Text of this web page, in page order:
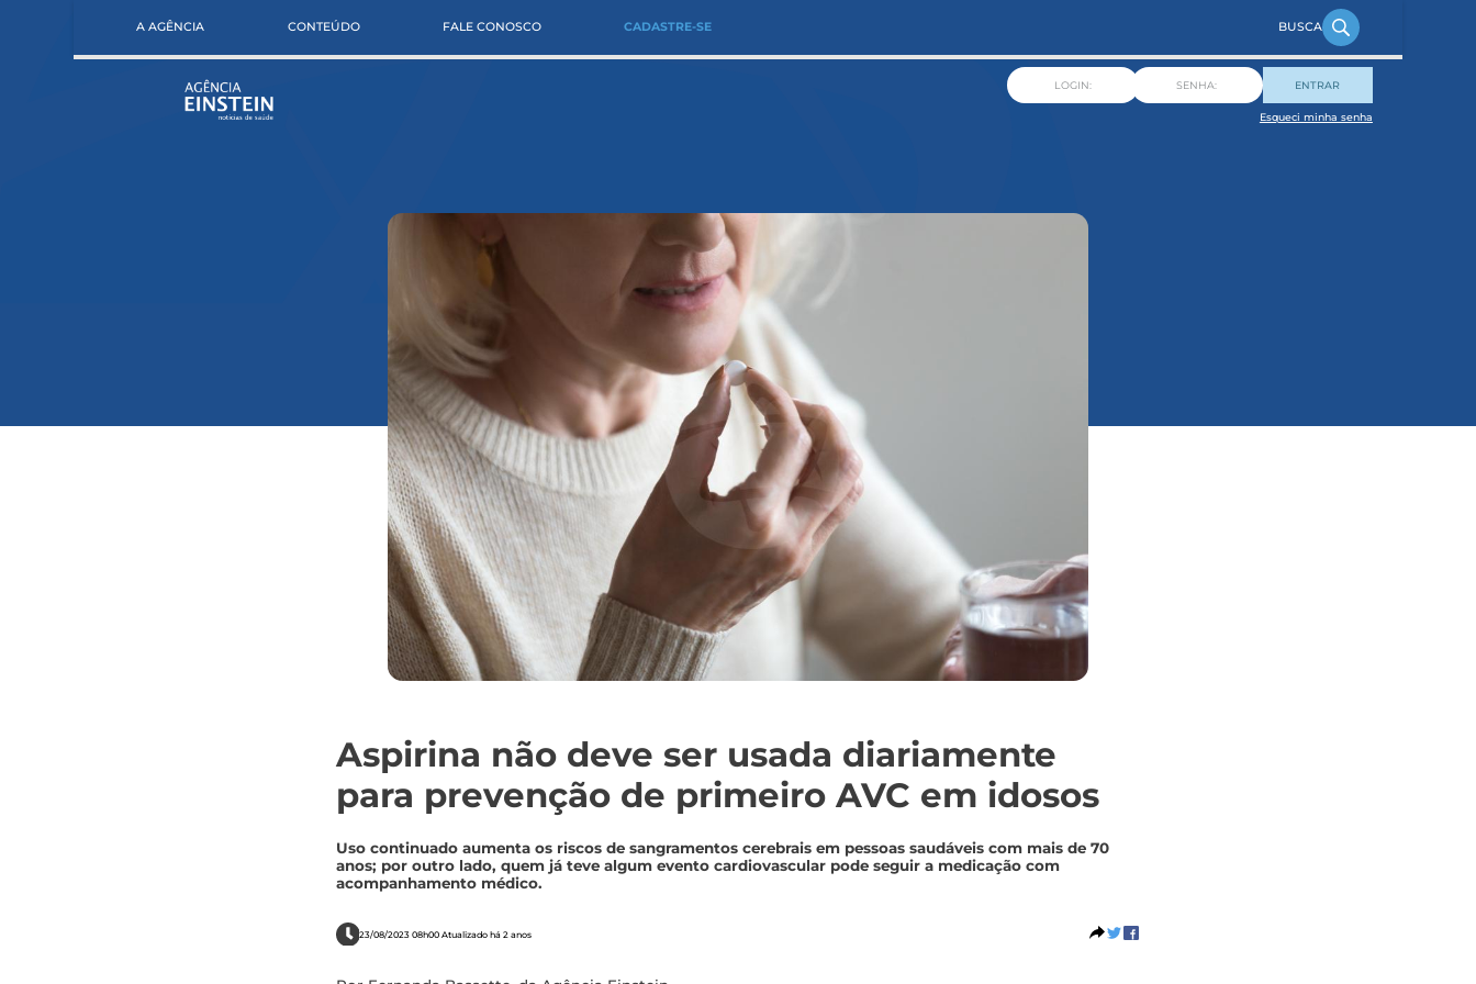
A AGÊNCIA CONTEÚDO FALE CONOSCO CADASTRE-SE
ENTRAR
Esqueci minha senha
Aspirina não deve ser usada diariamente
para prevenção de primeiro AVC em idosos
Uso continuado aumenta os riscos de sangramentos cerebrais em pessoas saudáveis com mais de 70
anos; por outro lado, quem já teve algum evento cardiovascular pode seguir a medicação com
acompanhamento médico.
23/08/2023 08h00 Atualizado há 2 anos